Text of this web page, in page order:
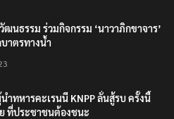
นธรรม ร่วมกิจกรรม ‘นาวาภิกขาจาร’
าตรทางน้ำ
ำทหารคะเรนนี KNPP ลั่นสู้รบ ครั้งนี้
ที่ประชาชนต้องชนะ